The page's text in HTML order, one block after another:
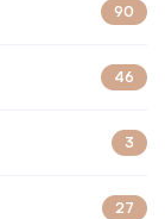
90
46
3
27